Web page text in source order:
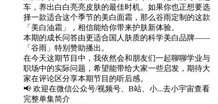
车，养出白白亮亮皮肤的最佳时机。如果你也正想要选
择一款适合这个季节的美白面霜，那么谷雨定制的这款
「美白油霜」，相信能给你带来护肤新体验。
本期的成长问答由更适合国人肤质的科学美白品牌——
「谷雨」特别赞助播出。
在今天这期节目中，我依然会和朋友们一起聊聊学业与
职场中的实际问题，希望能带给大家一些启发，期待大
家在评论区分享本期节目的听后感。
📢 欢迎在微信公众号/视频号、B站、小...去小宇宙查看
完整单集简介